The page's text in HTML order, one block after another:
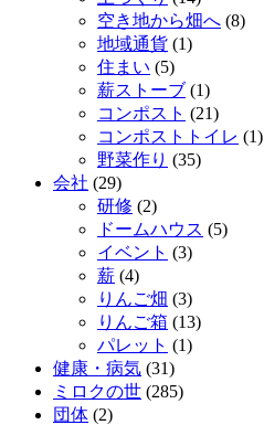
空き地から畑へ (8)
地域通貨 (1)
住まい (5)
薪ストーブ (1)
コンポスト (21)
コンポストトイレ (1)
野菜作り (35)
会社 (29)
研修 (2)
ドームハウス (5)
イベント (3)
薪 (4)
りんご畑 (3)
りんご箱 (13)
パレット (1)
健康・病気 (31)
ミロクの世 (285)
団体 (2)